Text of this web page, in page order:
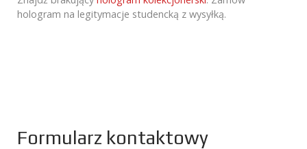
hologram na legitymacje studencką z wysyłką.
Formularz kontaktowy